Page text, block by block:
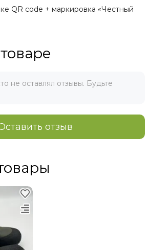
QR code + маркировка «Честный
не оставлял отзывы. Будьте
отзыв